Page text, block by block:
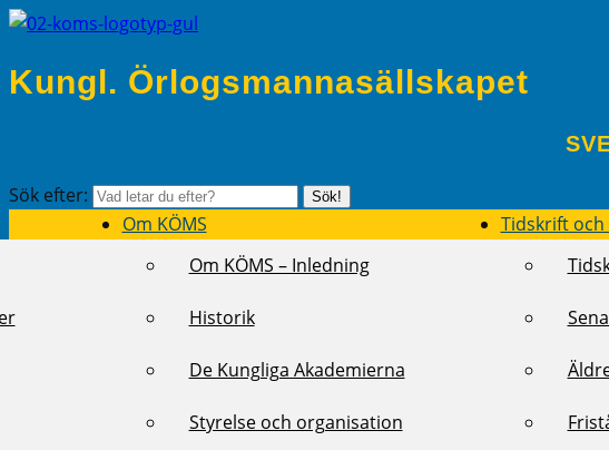
Kungl. Örlogsmannasällskapet
Sök efter: Sök!
Om KÖMS
Om KÖMS – Inledning
Historik
De Kungliga Akademierna
Styrelse och organisation
Tidskrift och